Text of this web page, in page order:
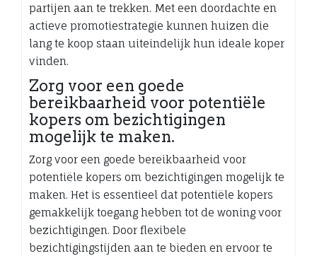
partijen aan te trekken. Met een doordachte en
actieve promotiestrategie kunnen huizen die
lang te koop staan uiteindelijk hun ideale koper
vinden.
Zorg voor een goede
bereikbaarheid voor potentiële
kopers om bezichtigingen
mogelijk te maken.
Zorg voor een goede bereikbaarheid voor
potentiële kopers om bezichtigingen mogelijk te
maken. Het is essentieel dat potentiële kopers
gemakkelijk toegang hebben tot de woning voor
bezichtigingen. Door flexibele
bezichtigingstijden aan te bieden en ervoor te